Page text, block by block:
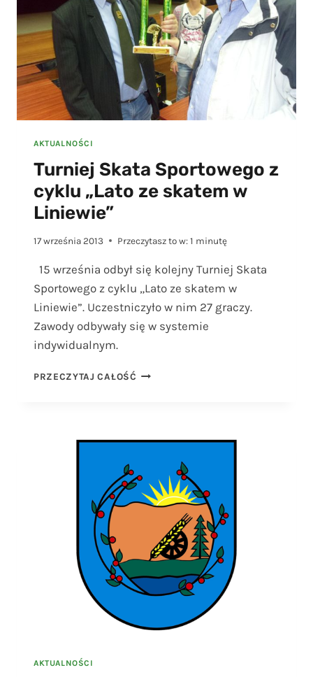
AKTUALNOŚCI
Turniej Skata Sportowego z
cyklu „Lato ze skatem w
Liniewie”
17 września 2013 Przeczytasz to w: 1 minutę
15 września odbył się kolejny Turniej Skata
Sportowego z cyklu „Lato ze skatem w
Liniewie”. Uczestniczyło w nim 27 graczy.
Zawody odbywały się w systemie
indywidualnym.
PRZECZYTAJ CAŁOŚĆ TURNIEJ
SKATEM
W
LINIEWIE”
AKTUALNOŚCI